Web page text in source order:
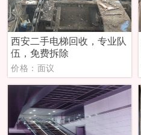
西安二手电梯回收，专业队
伍，免费拆除
价格：面议